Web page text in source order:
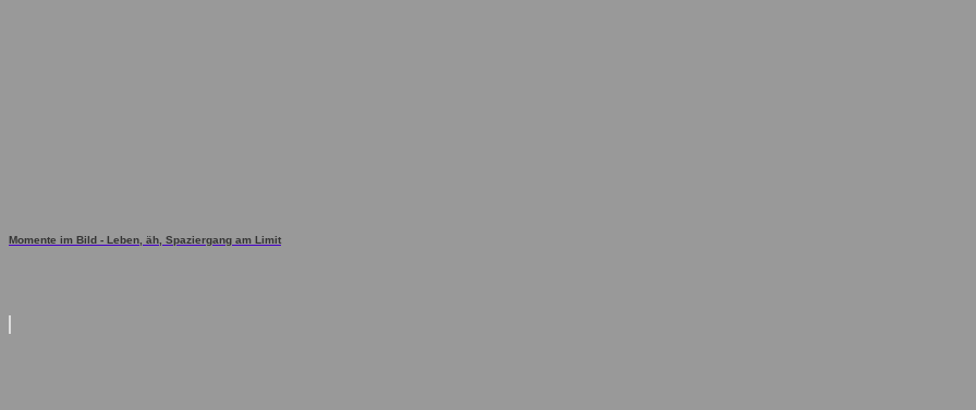
Momente im Bild - Leben, äh, Spaziergang am Limit